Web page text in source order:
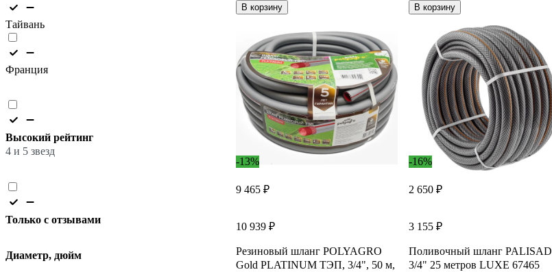
Тайвань
Франция
Высокий рейтинг
4 и 5 звезд
Только с отзывами
Диаметр, дюйм
В корзину
В корзину
-13%
9 465 ₽
10 939 ₽
Резиновый шланг POLYAGRO
Gold PLATINUM ТЭП, 3/4", 50 м,
-16%
2 650 ₽
3 155 ₽
Поливочный шланг PALISAD
3/4" 25 метров LUXE 67465